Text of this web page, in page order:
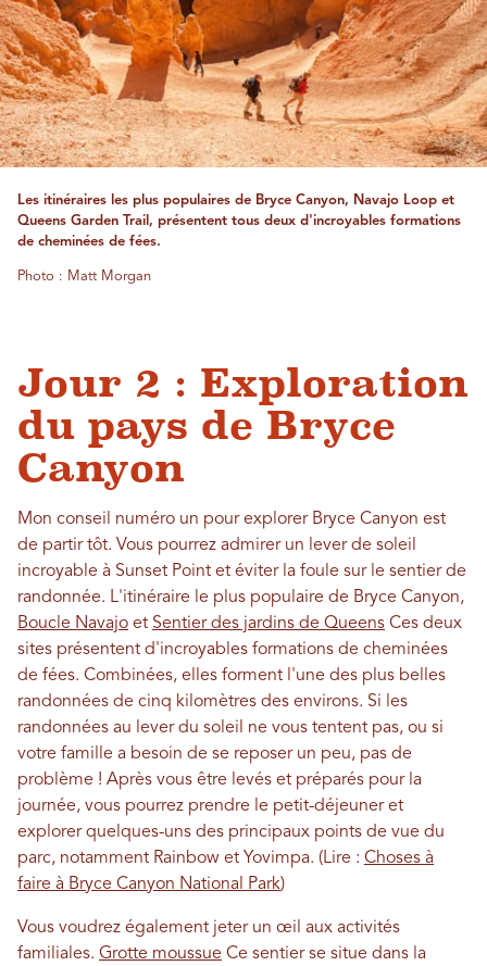
Les itinéraires les plus populaires de Bryce Canyon, Navajo Loop et
Queens Garden Trail, présentent tous deux d'incroyables formations
de cheminées de fées.
Photo : Matt Morgan
Jour 2 : Exploration
du pays de Bryce
Canyon
Mon conseil numéro un pour explorer Bryce Canyon est
de partir tôt. Vous pourrez admirer un lever de soleil
incroyable à Sunset Point et éviter la foule sur le sentier de
randonnée. L'itinéraire le plus populaire de Bryce Canyon,
Boucle Navajo et Sentier des jardins de Queens Ces deux
sites présentent d'incroyables formations de cheminées
de fées. Combinées, elles forment l'une des plus belles
randonnées de cinq kilomètres des environs. Si les
randonnées au lever du soleil ne vous tentent pas, ou si
votre famille a besoin de se reposer un peu, pas de
problème ! Après vous être levés et préparés pour la
journée, vous pourrez prendre le petit-déjeuner et
explorer quelques-uns des principaux points de vue du
parc, notamment Rainbow et Yovimpa. (Lire : Choses à
faire à Bryce Canyon National Park)
Vous voudrez également jeter un œil aux activités
familiales. Grotte moussue Ce sentier se situe dans la